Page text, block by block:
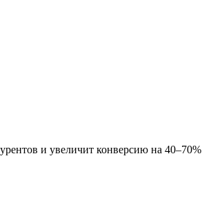
и увеличит конверсию на 40–70%